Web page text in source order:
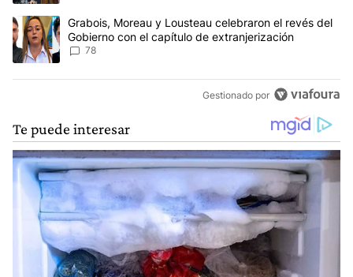
Un artículo de tendencia con el título "Grabois, Moreau y
Grabois, Moreau y Lousteau celebraron el revés del
Gobierno con el capítulo de extranjerización
78
Gestionado por